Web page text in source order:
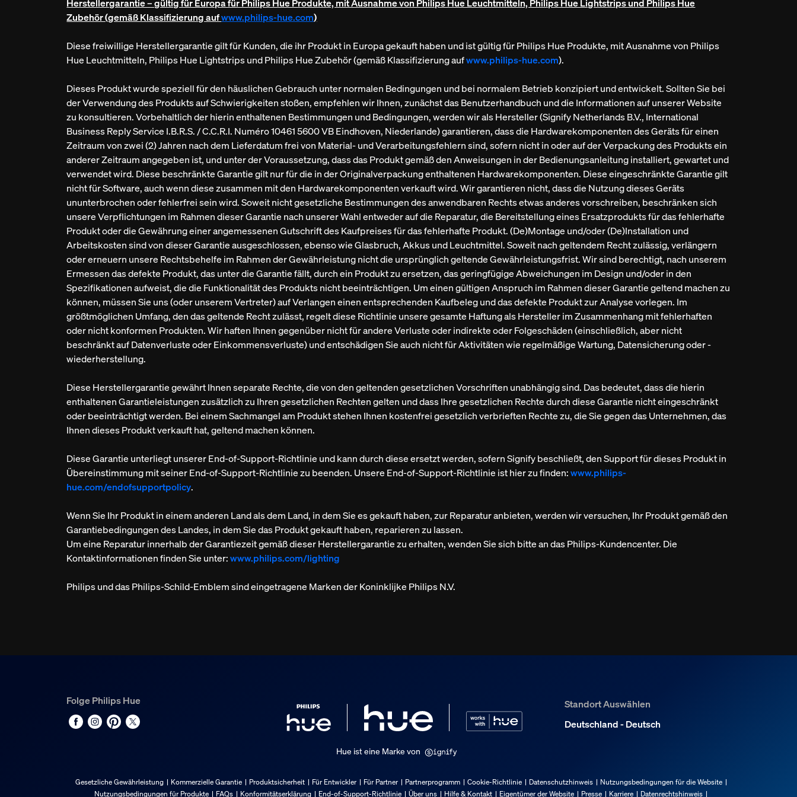
Herstellergarantie – gültig für Europa für Philips Hue Produkte, mit Ausnahme von Philips Hue Leuchtmitteln, Philips Hue Lightstrips und Philips Hue
Zubehör (gemäß Klassifizierung aufwww.philips-hue.com)
Diese freiwillige Herstellergarantie gilt für Kunden, die ihr Produkt in Europa gekauft haben und ist gültig für Philips Hue Produkte, mit Ausnahme von Philips
Hue Leuchtmitteln, Philips Hue Lightstrips und Philips Hue Zubehör (gemäß Klassifizierung aufwww.philips-hue.com).
Dieses Produkt wurde speziell für den häuslichen Gebrauch unter normalen Bedingungen und bei normalem Betrieb konzipiert und entwickelt. Sollten Sie bei
der Verwendung des Produkts auf Schwierigkeiten stoßen, empfehlen wir Ihnen, zunächst das Benutzerhandbuch und die Informationen auf unserer Website
zu konsultieren. Vorbehaltlich der hierin enthaltenen Bestimmungen und Bedingungen, werden wir als Hersteller (Signify Netherlands B.V., International
Business Reply Service I.B.R.S. / C.C.R.I. Numéro 10461 5600 VB Eindhoven, Niederlande) garantieren, dass die Hardwarekomponenten des Geräts für einen
Zeitraum von zwei (2) Jahren nach dem Lieferdatum frei von Material- und Verarbeitungsfehlern sind, sofern nicht in oder auf der Verpackung des Produkts ein
anderer Zeitraum angegeben ist, und unter der Voraussetzung, dass das Produkt gemäß den Anweisungen in der Bedienungsanleitung installiert, gewartet und
verwendet wird. Diese beschränkte Garantie gilt nur für die in der Originalverpackung enthaltenen Hardwarekomponenten. Diese eingeschränkte Garantie gilt
nicht für Software, auch wenn diese zusammen mit den Hardwarekomponenten verkauft wird. Wir garantieren nicht, dass die Nutzung dieses Geräts
ununterbrochen oder fehlerfrei sein wird. Soweit nicht gesetzliche Bestimmungen des anwendbaren Rechts etwas anderes vorschreiben, beschränken sich
unsere Verpflichtungen im Rahmen dieser Garantie nach unserer Wahl entweder auf die Reparatur, die Bereitstellung eines Ersatzprodukts für das fehlerhafte
Produkt oder die Gewährung einer angemessenen Gutschrift des Kaufpreises für das fehlerhafte Produkt. (De)Montage und/oder (De)Installation und
Arbeitskosten sind von dieser Garantie ausgeschlossen, ebenso wie Glasbruch, Akkus und Leuchtmittel. Soweit nach geltendem Recht zulässig, verlängern
oder erneuern unsere Rechtsbehelfe im Rahmen der Gewährleistung nicht die ursprünglich geltende Gewährleistungsfrist. Wir sind berechtigt, nach unserem
Ermessen das defekte Produkt, das unter die Garantie fällt, durch ein Produkt zu ersetzen, das geringfügige Abweichungen im Design und/oder in den
Spezifikationen aufweist, die die Funktionalität des Produkts nicht beeinträchtigen. Um einen gültigen Anspruch im Rahmen dieser Garantie geltend machen zu
können, müssen Sie uns (oder unserem Vertreter) auf Verlangen einen entsprechenden Kaufbeleg und das defekte Produkt zur Analyse vorlegen. Im
größtmöglichen Umfang, den das geltende Recht zulässt, regelt diese Richtlinie unsere gesamte Haftung als Hersteller im Zusammenhang mit fehlerhaften
oder nicht konformen Produkten. Wir haften Ihnen gegenüber nicht für andere Verluste oder indirekte oder Folgeschäden (einschließlich, aber nicht
beschränkt auf Datenverluste oder Einkommensverluste) und entschädigen Sie auch nicht für Aktivitäten wie regelmäßige Wartung, Datensicherung oder -
wiederherstellung.
Diese Herstellergarantie gewährt Ihnen separate Rechte, die von den geltenden gesetzlichen Vorschriften unabhängig sind. Das bedeutet, dass die hierin
enthaltenen Garantieleistungen zusätzlich zu Ihren gesetzlichen Rechten gelten und dass Ihre gesetzlichen Rechte durch diese Garantie nicht eingeschränkt
oder beeinträchtigt werden. Bei einem Sachmangel am Produkt stehen Ihnen kostenfrei gesetzlich verbrieften Rechte zu, die Sie gegen das Unternehmen, das
Ihnen dieses Produkt verkauft hat, geltend machen können.
Diese Garantie unterliegt unserer End-of-Support-Richtlinie und kann durch diese ersetzt werden, sofern Signify beschließt, den Support für dieses Produkt in
Übereinstimmung mit seiner End-of-Support-Richtlinie zu beenden. Unsere End-of-Support-Richtlinie ist hier zu finden:www.philips-
hue.com/endofsupportpolicy.
Wenn Sie Ihr Produkt in einem anderen Land als dem Land, in dem Sie es gekauft haben, zur Reparatur anbieten, werden wir versuchen, Ihr Produkt gemäß den
Garantiebedingungen des Landes, in dem Sie das Produkt gekauft haben, reparieren zu lassen.
Um eine Reparatur innerhalb der Garantiezeit gemäß dieser Herstellergarantie zu erhalten, wenden Sie sich bitte an das Philips-Kundencenter. Die
Kontaktinformationen finden Sie unter:www.philips.com/lighting
Philips und das Philips-Schild-Emblem sind eingetragene Marken der Koninklijke Philips N.V.
Folge Philips Hue
Standort Auswählen
Deutschland - Deutsch
Hue ist eine Marke von
Gesetzliche Gewährleistung Kommerzielle Garantie Produktsicherheit Für Entwickler Für Partner Partnerprogramm Cookie-Richtlinie Datenschutzhinweis
Nutzungsbedingungen für die Website
Nutzungsbedingungen für Produkte
FAQs Konformitätserklärung End-of-Support-Richtlinie Über uns Hilfe & Kontakt Eigentümer der Website Presse Karriere Datenrechtshinweis